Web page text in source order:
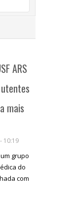
ARS
mais
10:19
grupo
do
com